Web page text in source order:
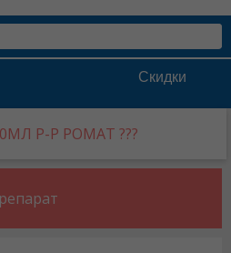
Скидки
Р-Р РОМАТ ???